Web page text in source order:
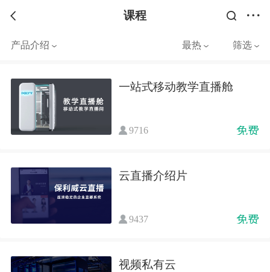
课程
产品介绍 最热 筛选
一站式移动教学直播舱
9716 免费
云直播介绍片
9437 免费
视频私有云